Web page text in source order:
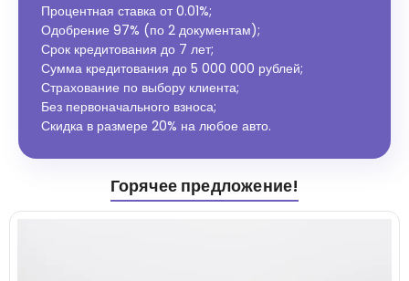
Процентная ставка от0.01%;
Одобрение 97% (по 2 документам);
Срок кредитования до 7 лет;
Сумма кредитования до 5 000 000 рублей;
Страхование по выбору клиента;
Без первоначального взноса;
Скидка в размере 20% на любое авто.
Горячее предложение!